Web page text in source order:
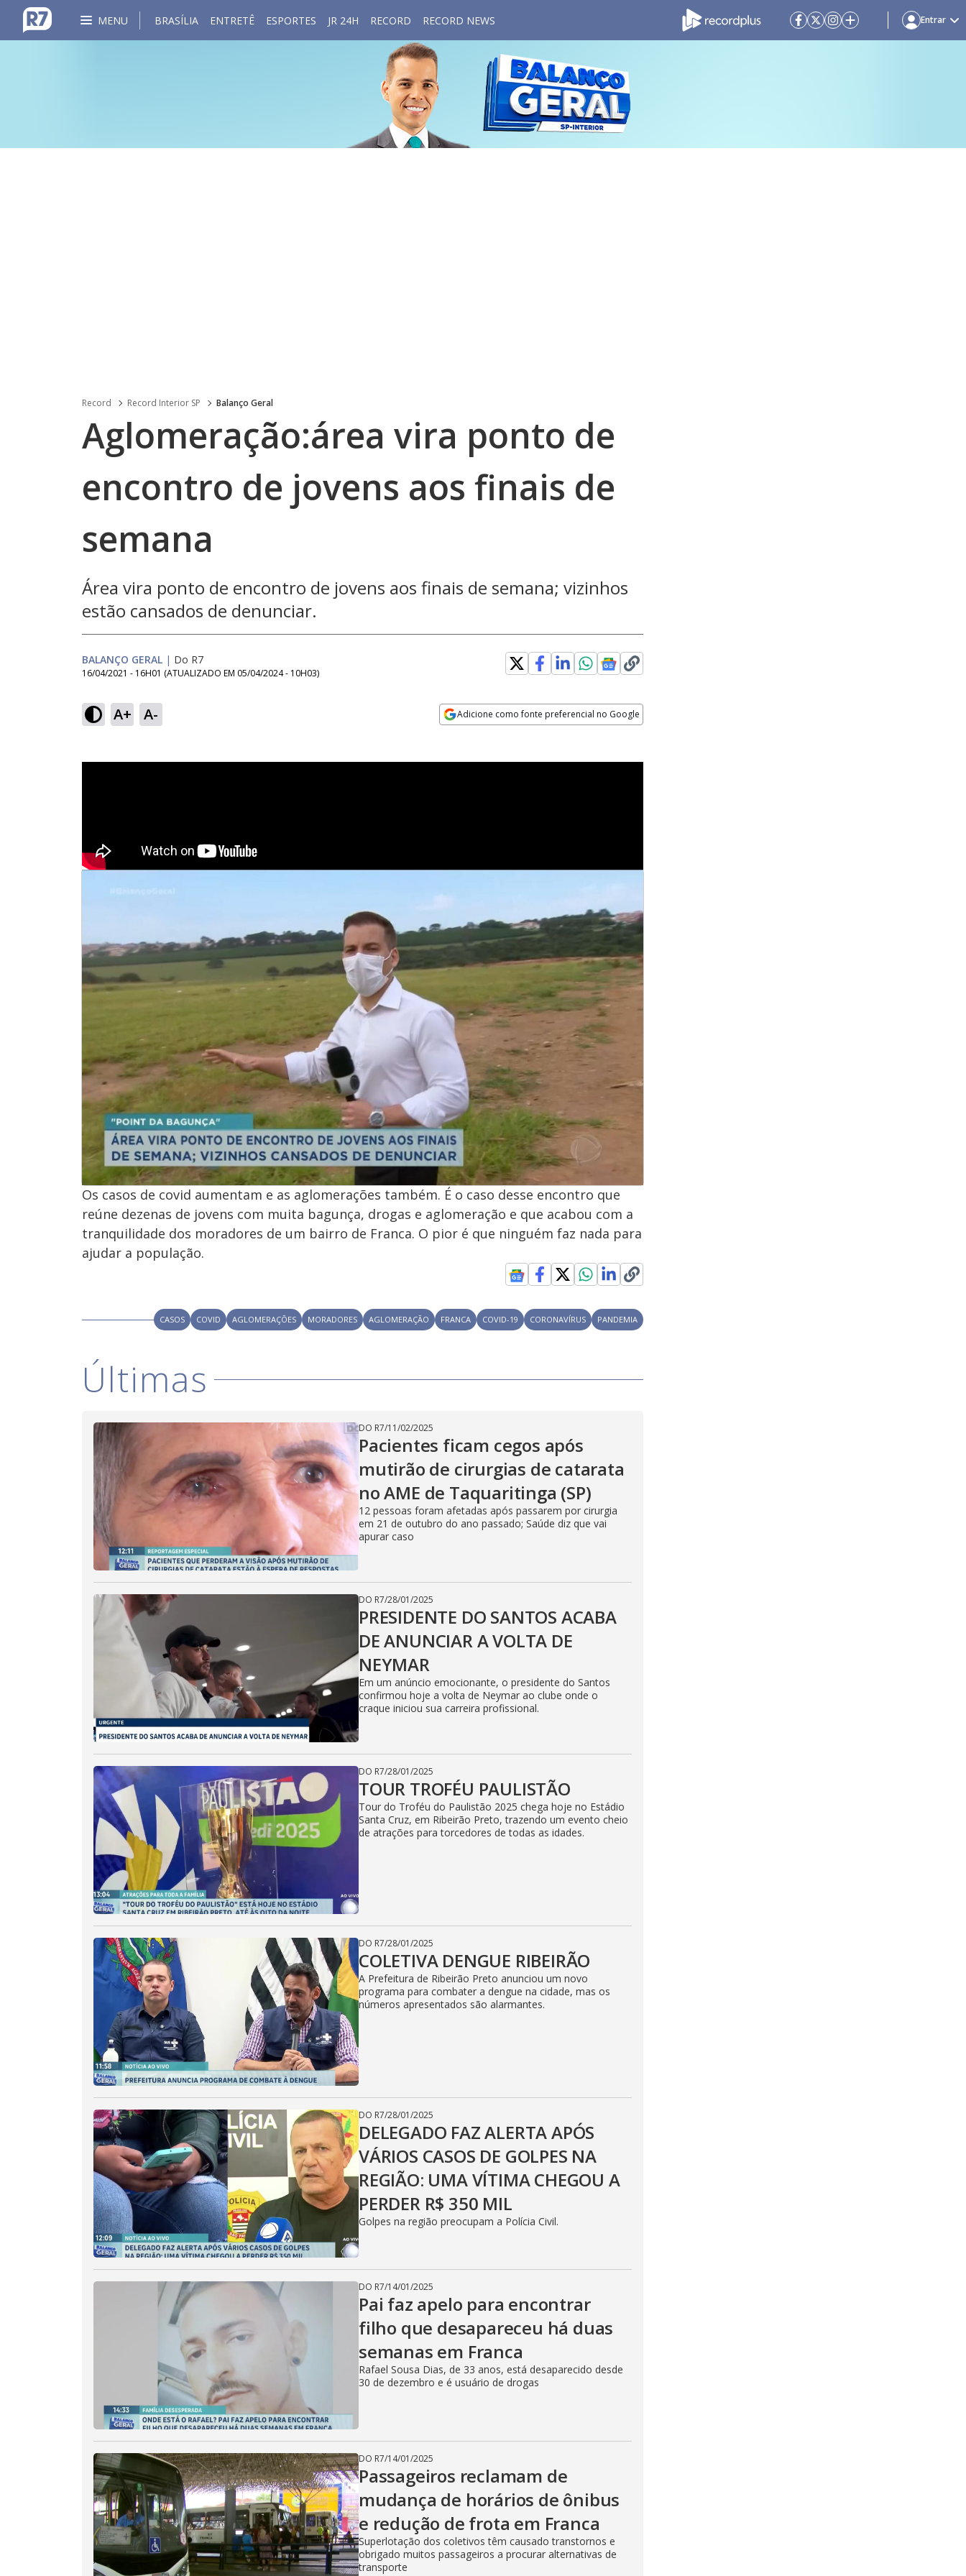
MENU BRASÍLIA ENTRETÊ ESPORTES JR 24H RECORD RECORD NEWS Entrar
Record Record Interior SP Balanço Geral
Aglomeração:área vira ponto de
encontro de jovens aos finais de
semana
Área vira ponto de encontro de jovens aos finais de semana; vizinhos
estão cansados de denunciar.
BALANÇO GERAL | Do R7
16/04/2021 - 16H01 (ATUALIZADO EM 05/04/2024 - 10H03)
A+ A- Adicione como fonte preferencial no Google
Os casos de covid aumentam e as aglomerações também. É o caso desse encontro que
reúne dezenas de jovens com muita bagunça, drogas e aglomeração e que acabou com a
tranquilidade dos moradores de um bairro de Franca. O pior é que ninguém faz nada para
ajudar a população.
CASOS COVID AGLOMERAÇÕES MORADORES AGLOMERAÇÃO FRANCA COVID-19 CORONAVÍRUS PANDEMIA
Últimas
DO R7/11/02/2025
Pacientes ficam cegos após
mutirão de cirurgias de catarata
no AME de Taquaritinga (SP)
12 pessoas foram afetadas após passarem por cirurgia
em 21 de outubro do ano passado; Saúde diz que vai
apurar caso
DO R7/28/01/2025
PRESIDENTE DO SANTOS ACABA
DE ANUNCIAR A VOLTA DE
NEYMAR
Em um anúncio emocionante, o presidente do Santos
confirmou hoje a volta de Neymar ao clube onde o
craque iniciou sua carreira profissional.
DO R7/28/01/2025
TOUR TROFÉU PAULISTÃO
Tour do Troféu do Paulistão 2025 chega hoje no Estádio
Santa Cruz, em Ribeirão Preto, trazendo um evento cheio
de atrações para torcedores de todas as idades.
DO R7/28/01/2025
COLETIVA DENGUE RIBEIRÃO
A Prefeitura de Ribeirão Preto anunciou um novo
programa para combater a dengue na cidade, mas os
números apresentados são alarmantes.
DO R7/28/01/2025
DELEGADO FAZ ALERTA APÓS
VÁRIOS CASOS DE GOLPES NA
REGIÃO: UMA VÍTIMA CHEGOU A
PERDER R$ 350 MIL
Golpes na região preocupam a Polícia Civil.
DO R7/14/01/2025
Pai faz apelo para encontrar
filho que desapareceu há duas
semanas em Franca
Rafael Sousa Dias, de 33 anos, está desaparecido desde
30 de dezembro e é usuário de drogas
DO R7/14/01/2025
Passageiros reclamam de
mudança de horários de ônibus
e redução de frota em Franca
Superlotação dos coletivos têm causado transtornos e
obrigado muitos passageiros a procurar alternativas de
transporte